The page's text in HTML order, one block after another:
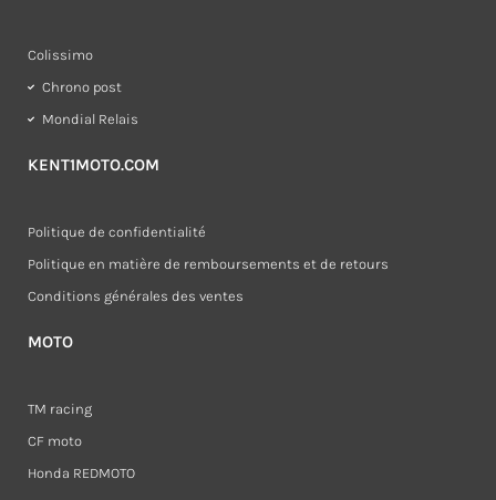
MOTO
TM racing
CF moto
Honda REDMOTO
KENT1MOTO.COM
Politique de confidentialité
Politique en matière de remboursements et de retours
Conditions générales des ventes
Colissimo
Chrono post
Mondial Relais